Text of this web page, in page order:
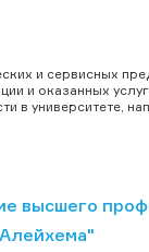
и сервисных
и оказанных
в университете,
высшего